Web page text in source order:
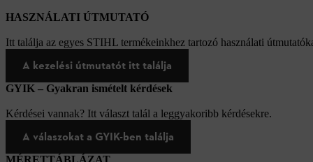
HASZNÁLATI ÚTMUTATÓ
Itt találja az egyes STIHL termékeinkhez tartozó használati
A kezelési útmutatót itt találja
GYIK – Gyakran ismételt kérdések
Kérdései vannak? Itt választ talál a leggyakoribb kérdésekre.
A válaszokat a GYIK-ben találja
MÉRETTÁBLÁZAT